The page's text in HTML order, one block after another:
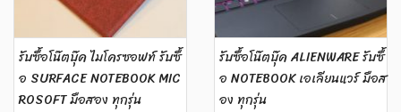
รับซื้อโน๊ตบุ๊ค ไมโครซอฟท์ รับซื้
อ SURFACE NOTEBOOK MIC
ROSOFT มือสอง ทุกรุ่น
รับซื้อโน๊ตบุ๊ค ALIENWARE รับซื้
อ NOTEBOOK เอเลียนแวร์ มือส
อง ทุกรุ่น